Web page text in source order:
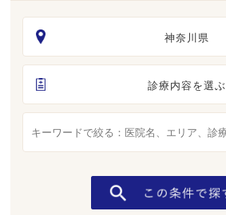
神奈川県
診療内容を選ぶ